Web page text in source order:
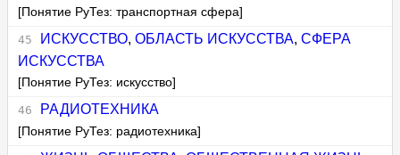
[Понятие РуТез: транспортная сфера]
ИСКУССТВО, ОБЛАСТЬ ИСКУССТВА, СФЕРА
ИСКУССТВА
[Понятие РуТез: искусство]
РАДИОТЕХНИКА
[Понятие РуТез: радиотехника]